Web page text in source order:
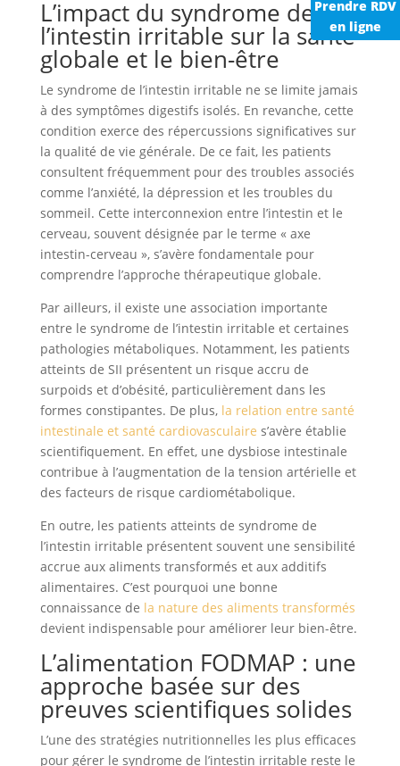
Prendre RDV
en ligne
L’impact du syndrome de
l’intestin irritable sur la santé
globale et le bien-être
Le syndrome de l’intestin irritable ne se limite jamais
à des symptômes digestifs isolés. En revanche, cette
condition exerce des répercussions significatives sur
la qualité de vie générale. De ce fait, les patients
consultent fréquemment pour des troubles associés
comme l’anxiété, la dépression et les troubles du
sommeil. Cette interconnexion entre l’intestin et le
cerveau, souvent désignée par le terme « axe
intestin-cerveau », s’avère fondamentale pour
comprendre l’approche thérapeutique globale.
Par ailleurs, il existe une association importante
entre le syndrome de l’intestin irritable et certaines
pathologies métaboliques. Notamment, les patients
atteints de SII présentent un risque accru de
surpoids et d’obésité, particulièrement dans les
formes constipantes. De plus, la relation entre santé
intestinale et santé cardiovasculaire s’avère établie
scientifiquement. En effet, une dysbiose intestinale
contribue à l’augmentation de la tension artérielle et
des facteurs de risque cardiométabolique.
En outre, les patients atteints de syndrome de
l’intestin irritable présentent souvent une sensibilité
accrue aux aliments transformés et aux additifs
alimentaires. C’est pourquoi une bonne
connaissance de la nature des aliments transformés
devient indispensable pour améliorer leur bien-être.
L’alimentation FODMAP : une
approche basée sur des
preuves scientifiques solides
L’une des stratégies nutritionnelles les plus efficaces
pour gérer le syndrome de l’intestin irritable reste le